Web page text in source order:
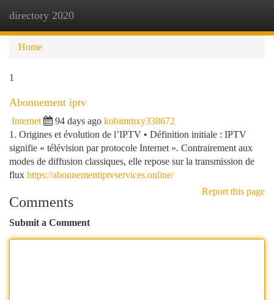
directory 2020
Home
1
Abonnement iptv
Internet 94 days ago kobimmxy338672
1. Origines et évolution de l’IPTV • Définition initiale : IPTV
signifie « télévision par protocole Internet ». Contrairement aux
modes de diffusion classiques, elle repose sur la transmission de
flux https://abonnementiptvservices.online/
Report this page
Comments
Submit a Comment